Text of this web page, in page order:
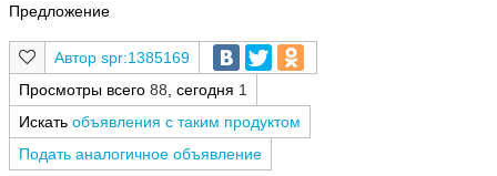
Предложение
spr:1385169
Просмотры всего 88 , сегодня 1
Искать объявления с таким продуктом
Подать аналогичное объявление